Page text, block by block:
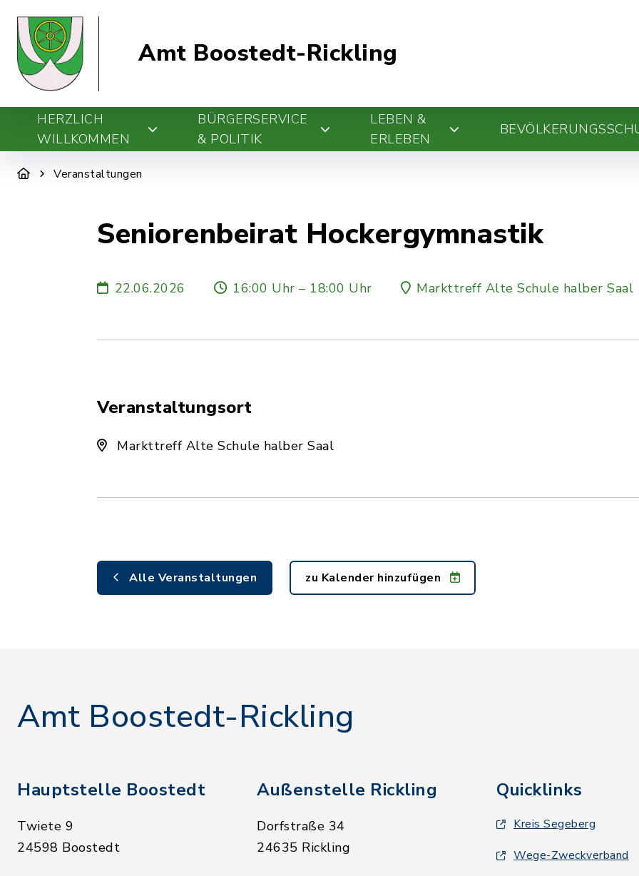
Amt Boostedt-Rickling
HERZLICH
WILLKOMMEN
BÜRGERSERVICE
& POLITIK
LEBEN &
ERLEBEN
Veranstaltungen
Seniorenbeirat Hockergymnastik
22.06.2026 16:00 Uhr – 18:00 Uhr Markttreff Alte Schule halber Saal
Veranstaltungsort
Markttreff Alte Schule halber Saal
Alle Veranstaltungen zu Kalender hinzufügen
Amt Boostedt-Rickling
Hauptstelle Boostedt
Twiete 9
24598 Boostedt
Außenstelle Rickling
Dorfstraße 34
24635 Rickling
Quicklinks
Kreis Segeberg
Wege-Zweckverband